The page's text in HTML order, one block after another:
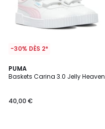
-30% DÈS 2*
PUMA
Baskets Carina 3.0 Jelly Heaven
40,00 €
2
/